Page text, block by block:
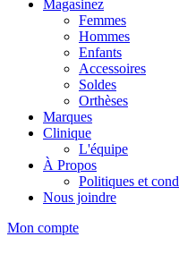
Magasinez
Femmes
Hommes
Enfants
Accessoires
Soldes
Orthèses
Marques
Clinique
L'équipe
À Propos
Politiques et
Nous joindre
Mon compte